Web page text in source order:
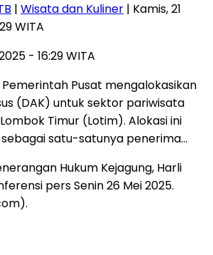
| Wisata dan Kuliner | Kamis, 21
WITA
- 16:29 WITA
Pemerintah Pusat mengalokasikan
(DAK) untuk sektor pariwisata
Timur (Lotim). Alokasi ini
satu-satunya penerima…